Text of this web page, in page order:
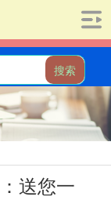
搜索
送您一